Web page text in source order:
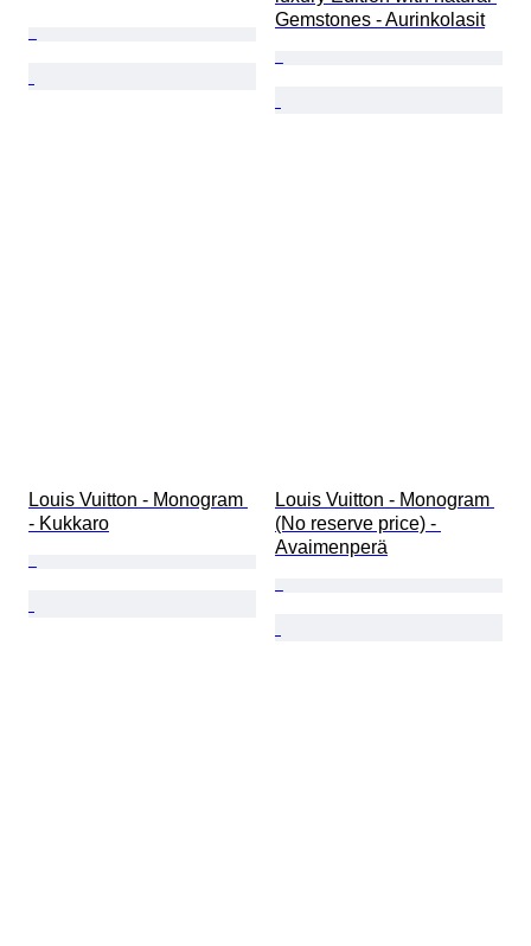
Gemstones - Aurinkolasit
Louis Vuitton - Monogram
- Kukkaro
Louis Vuitton - Monogram
(No reserve price) -
Avaimenperä